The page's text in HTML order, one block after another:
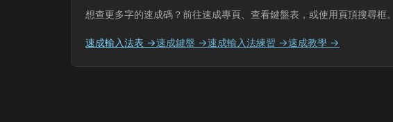
想查更多字的速成碼？前往速成專頁、查看鍵盤表，或使用頁頂搜尋框。
速成輸入法表 →速成鍵盤 →速成輸入法練習 →速成教學 →